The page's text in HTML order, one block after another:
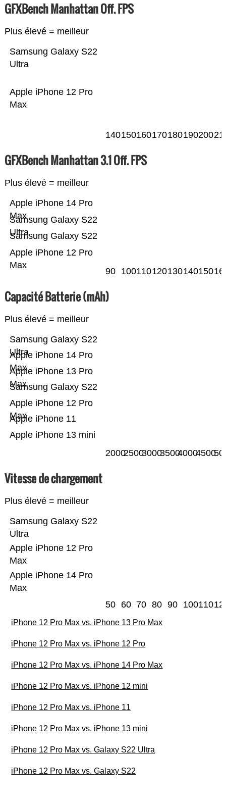
GFXBench Manhattan Off. FPS
Plus élevé = meilleur
Apple iPhone 12 Pro
Max
Samsung Galaxy S22
Ultra
140150160170180190200
GFXBench Manhattan 3.1 Off. FPS
Plus élevé = meilleur
Apple iPhone 12 Pro
Max
Samsung Galaxy S22
Samsung Galaxy S22
Ultra
Apple iPhone 14 Pro
Max
90 100110120130140150
Capacité Batterie (mAh)
Plus élevé = meilleur
Apple iPhone 13 mini
Apple iPhone 11
Apple iPhone 12 Pro
Max
Samsung Galaxy S22
Apple iPhone 13 Pro
Max
Apple iPhone 14 Pro
Max
Samsung Galaxy S22
Ultra
200025003000350040004500
Vitesse de chargement
Plus élevé = meilleur
Apple iPhone 14 Pro
Max
Apple iPhone 12 Pro
Max
Samsung Galaxy S22
Ultra
50 60 70 80 90 100110
iPhone 12 Pro Max vs. iPhone 13 Pro Max
iPhone 12 Pro Max vs. iPhone 12 Pro
iPhone 12 Pro Max vs. iPhone 14 Pro Max
iPhone 12 Pro Max vs. iPhone 12 mini
iPhone 12 Pro Max vs. iPhone 11
iPhone 12 Pro Max vs. iPhone 13 mini
iPhone 12 Pro Max vs. Galaxy S22 Ultra
iPhone 12 Pro Max vs. Galaxy S22